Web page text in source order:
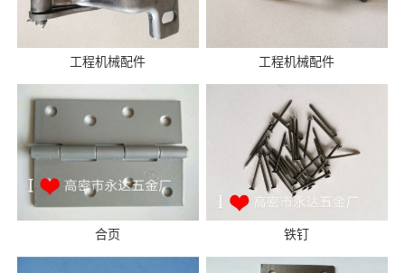
工程机械配件 工程机械配件
合页 铁钉